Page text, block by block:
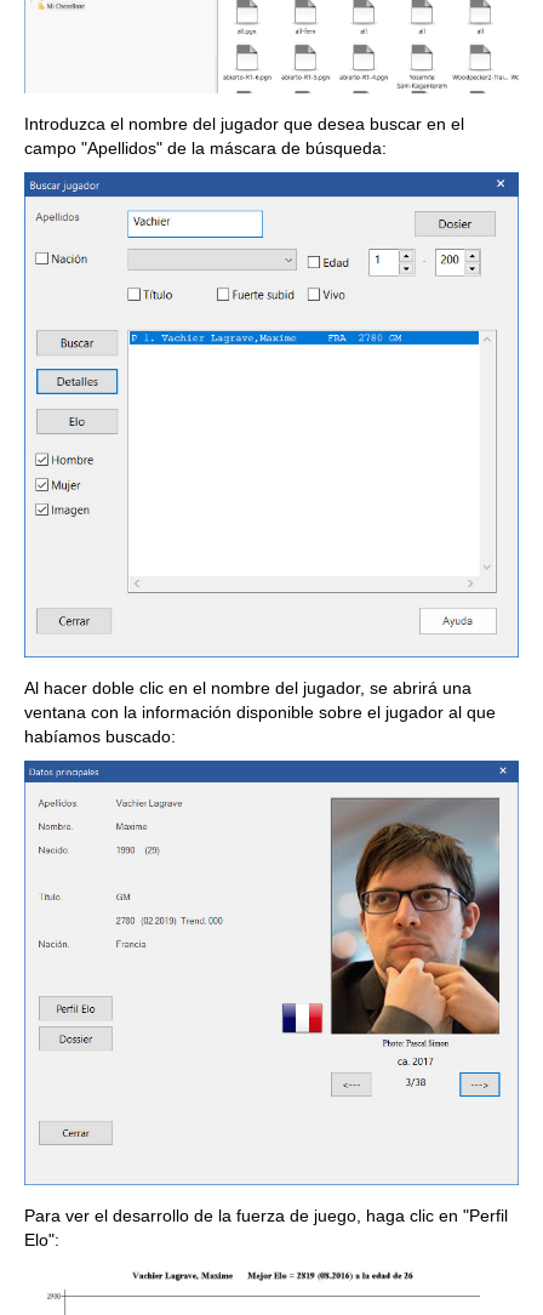
Introduzca el nombre del jugador que desea buscar en el
campo "Apellidos" de la máscara de búsqueda:
Al hacer doble clic en el nombre del jugador, se abrirá una
ventana con la información disponible sobre el jugador al que
habíamos buscado:
Para ver el desarrollo de la fuerza de juego, haga clic en "Perfil
Elo":